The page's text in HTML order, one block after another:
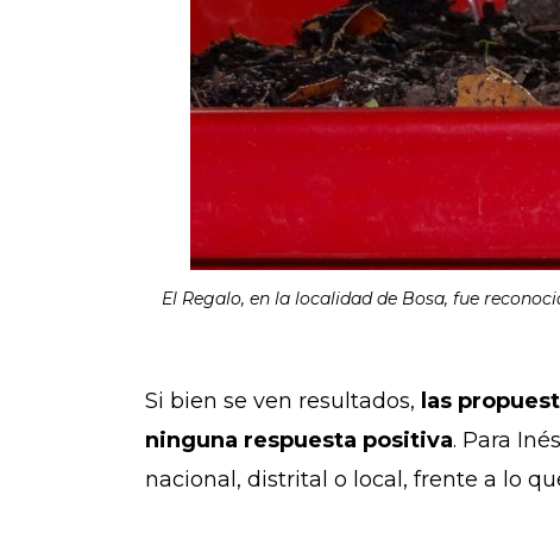
El Regalo, en la localidad de Bosa, fue
Si bien se ven resultados, las
ninguna respuesta positiva. Para
nacional, distrital o local, frente a lo